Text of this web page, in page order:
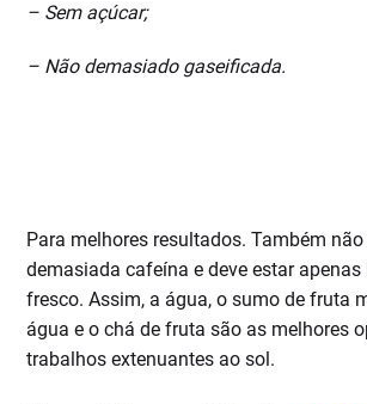
– Sem açúcar;
– Não demasiado gaseificada.
Para melhores resultados. Também
demasiada cafeína e deve estar
fresco. Assim, a água, o sumo de fruta
água e o chá de fruta são as melhores
trabalhos extenuantes ao sol.